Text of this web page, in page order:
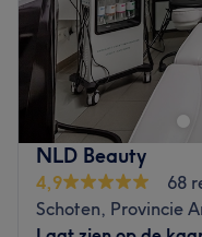
Bij Instituut Victoria
weet het team hoe ze
gezonder huidbeeld.
uitgevoerd met luxe
boordevol actieve
enkel verwend, maar
verbeterd. Naast de
NLD Beauty
4,9
68
Schoten, Provincie